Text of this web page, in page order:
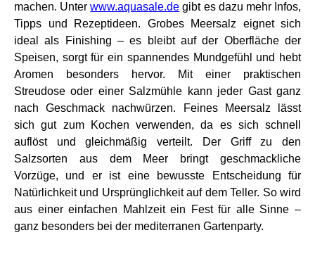
machen. Unterwww.aquasale.de gibt es dazu mehr Infos,
Tipps und Rezeptideen. Grobes Meersalz eignet sich
ideal als Finishing – es bleibt auf der Oberfläche der
Speisen, sorgt für ein spannendes Mundgefühl und hebt
Aromen besonders hervor. Mit einer praktischen
Streudose oder einer Salzmühle kann jeder Gast ganz
nach Geschmack nachwürzen. Feines Meersalz lässt
sich gut zum Kochen verwenden, da es sich schnell
auflöst und gleichmäßig verteilt. Der Griff zu den
Salzsorten aus dem Meer bringt geschmackliche
Vorzüge, und er ist eine bewusste Entscheidung für
Natürlichkeit und Ursprünglichkeit auf dem Teller. So wird
aus einer einfachen Mahlzeit ein Fest für alle Sinne –
ganz besonders bei der mediterranen Gartenparty.